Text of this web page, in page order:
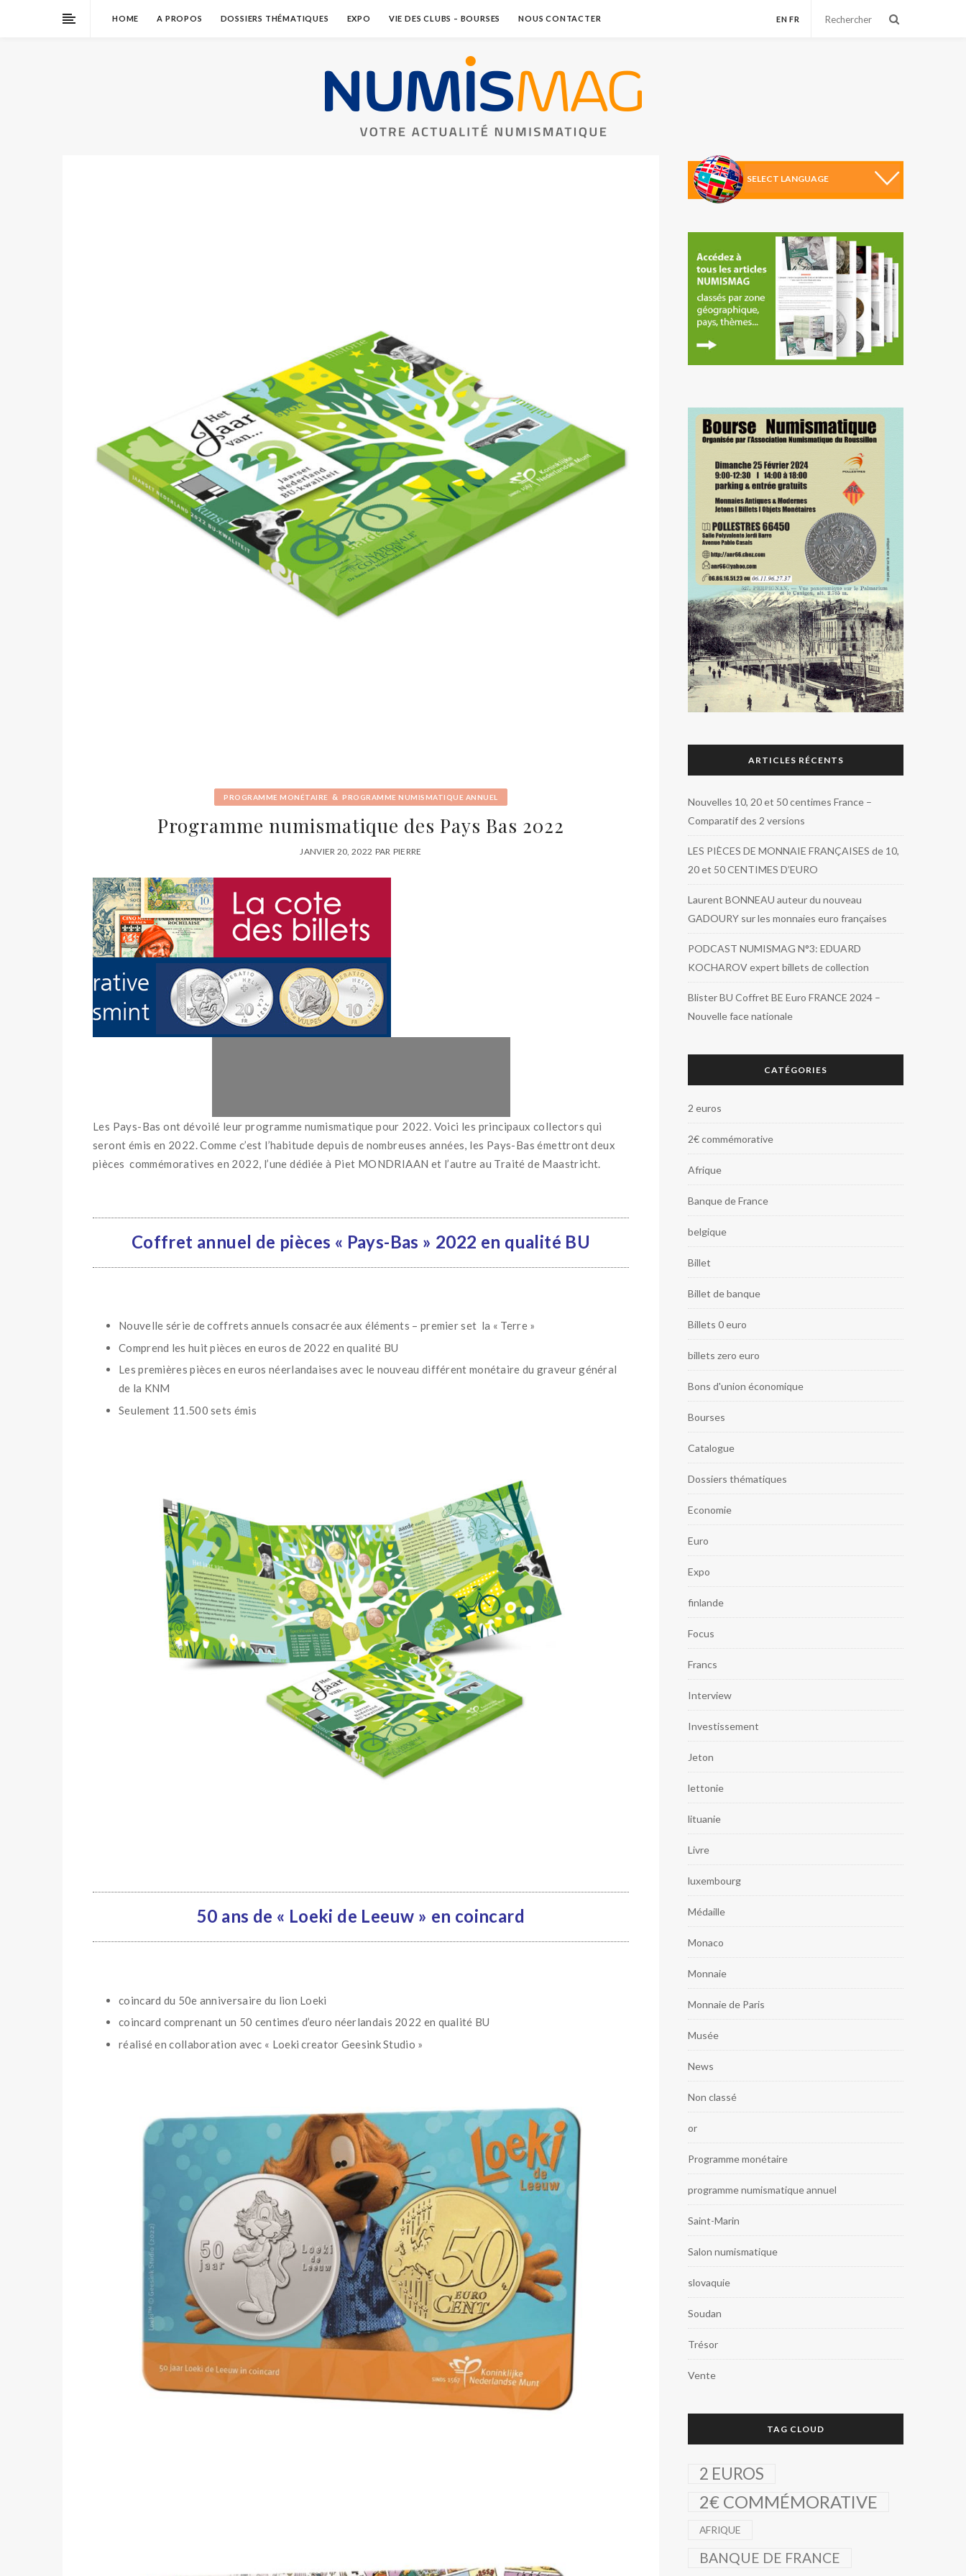
HOME A PROPOS DOSSIERS THÉMATIQUES EXPO VIE DES CLUBS – BOURSES NOUS CONTACTER EN FR
PROGRAMME MONÉTAIRE & PROGRAMME NUMISMATIQUE ANNUEL
Programme numismatique des Pays Bas 2022
JANVIER 20, 2022 PAR PIERRE
Les Pays-Bas ont dévoilé leur programme numismatique pour 2022. Voici les principaux collectors qui
seront émis en 2022. Comme c’est l’habitude depuis de nombreuses années, les Pays-Bas émettront deux
pièces commémoratives en 2022, l’une dédiée à Piet MONDRIAAN et l’autre au Traité de Maastricht.
Coffret annuel de pièces « Pays-Bas » 2022 en qualité BU
Nouvelle série de coffrets annuels consacrée aux éléments – premier set la « Terre »
Comprend les huit pièces en euros de 2022 en qualité BU
Les premières pièces en euros néerlandaises avec le nouveau différent monétaire du graveur général
de la KNM
Seulement 11.500 sets émis
50 ans de « Loeki de Leeuw » en coincard
coincard du 50e anniversaire du lion Loeki
coincard comprenant un 50 centimes d’euro néerlandais 2022 en qualité BU
réalisé en collaboration avec « Loeki creator Geesink Studio »
ARTICLES RÉCENTS
Nouvelles 10, 20 et 50 centimes France –
Comparatif des 2 versions
LES PIÈCES DE MONNAIE FRANÇAISES de 10,
20 et 50 CENTIMES D’EURO
Laurent BONNEAU auteur du nouveau
GADOURY sur les monnaies euro françaises
PODCAST NUMISMAG N°3: EDUARD
KOCHAROV expert billets de collection
Blister BU Coffret BE Euro FRANCE 2024 –
Nouvelle face nationale
CATÉGORIES
2 euros
2€ commémorative
Afrique
Banque de France
belgique
Billet
Billet de banque
Billets 0 euro
billets zero euro
Bons d'union économique
Bourses
Catalogue
Dossiers thématiques
Economie
Euro
Expo
finlande
Focus
Francs
Interview
Investissement
Jeton
lettonie
lituanie
Livre
luxembourg
Médaille
Monaco
Monnaie
Monnaie de Paris
Musée
News
Non classé
or
Programme monétaire
programme numismatique annuel
Saint-Marin
Salon numismatique
slovaquie
Soudan
Trésor
Vente
TAG CLOUD
2 EUROS
2€ COMMÉMORATIVE
AFRIQUE
BANQUE DE FRANCE